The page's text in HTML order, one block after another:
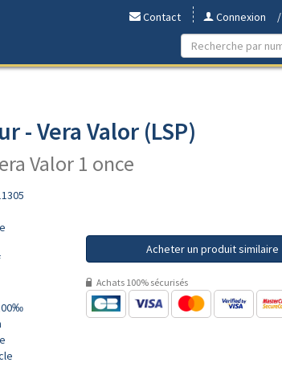
Contact Connexion /
- Vera Valor (LSP)
Valor 1 once
Acheter un produit similaire
Achats 100% sécurisés